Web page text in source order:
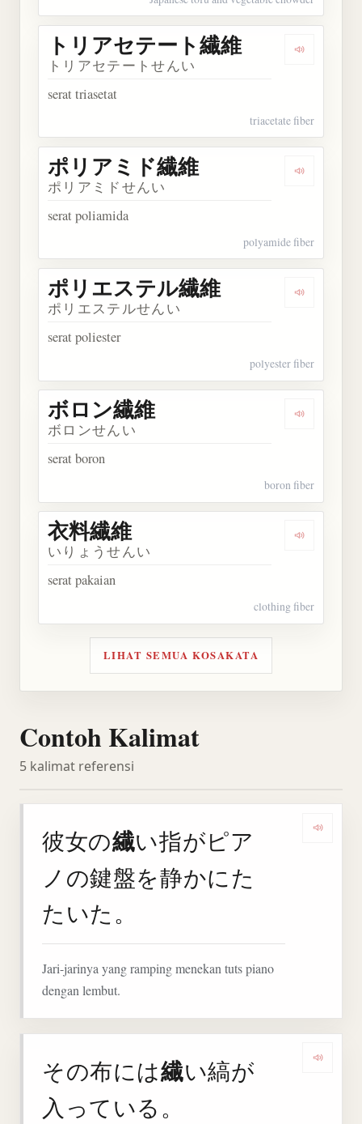
Dengarkan
トリアセテート繊維
トリアセテートせんい
serat triasetat
triacetate fiber
Dengarkan
ポリアミド繊維
ポリアミドせんい
serat poliamida
polyamide fiber
Dengarkan
ポリエステル繊維
ポリエステルせんい
serat poliester
polyester fiber
Dengarkan
ボロン繊維
ボロンせんい
serat boron
boron fiber
Dengarkan
衣料繊維
いりょうせんい
serat pakaian
clothing fiber
LIHAT SEMUA KOSAKATA
Contoh Kalimat
5 kalimat referensi
彼女の繊い指がピア
ノの鍵盤を静かにた
たいた。
Jari-jarinya yang ramping menekan tuts piano
dengan lembut.
その布には繊い縞が
入っている。